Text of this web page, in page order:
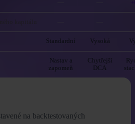
Standardní Vysoká
Nastav a
zapomeň
Chytřejší
DCA
na backtestovaných